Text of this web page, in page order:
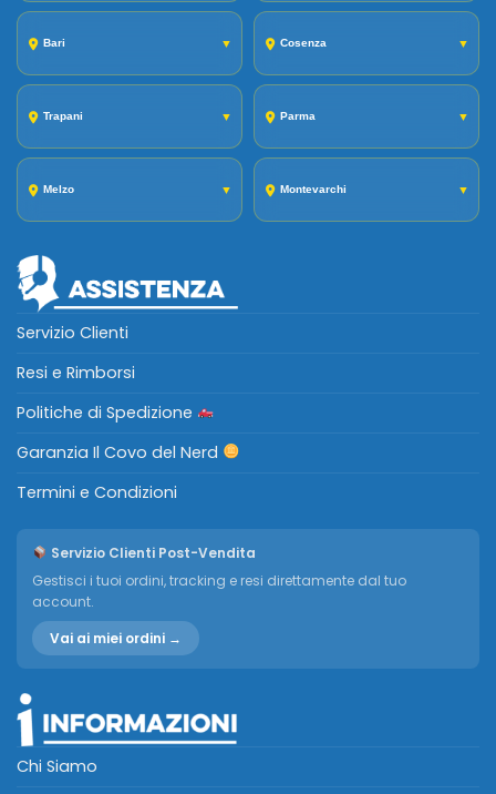
Bari ▼ Cosenza ▼
Trapani ▼ Parma ▼
Melzo ▼ Montevarchi ▼
Servizio Clienti
Resi e Rimborsi
Politiche di Spedizione
Garanzia Il Covo del Nerd
Termini e Condizioni
Servizio Clienti Post-Vendita
Gestisci i tuoi ordini, tracking e resi direttamente dal tuo
account.
Vai ai miei ordini →
Chi Siamo